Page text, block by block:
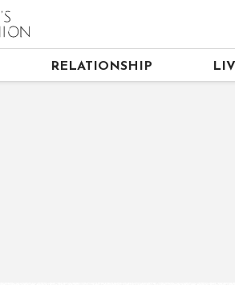
RELATIONSHIP